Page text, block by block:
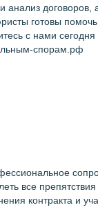
анализ
готовы
с нами сегодня
спорам.рф
все препятствия
контракта и